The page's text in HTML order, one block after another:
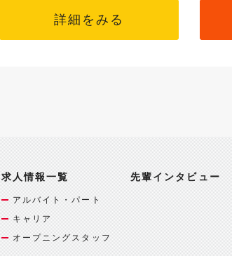
詳細をみる
求人情報一覧
アルバイト・パート
キャリア
オープニングスタッフ
先輩インタビュー